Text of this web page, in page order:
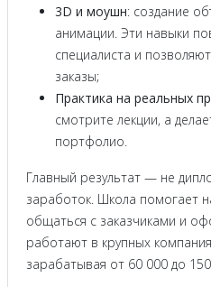
3D и моушн: создание
анимации. Эти навыки
специалиста и
заказы;
Практика на реальных
смотрите лекции, а
портфолио.
Главный результат — не
заработок. Школа помогает
общаться с заказчиками и
работают в крупных
зарабатывая от 60 000 до